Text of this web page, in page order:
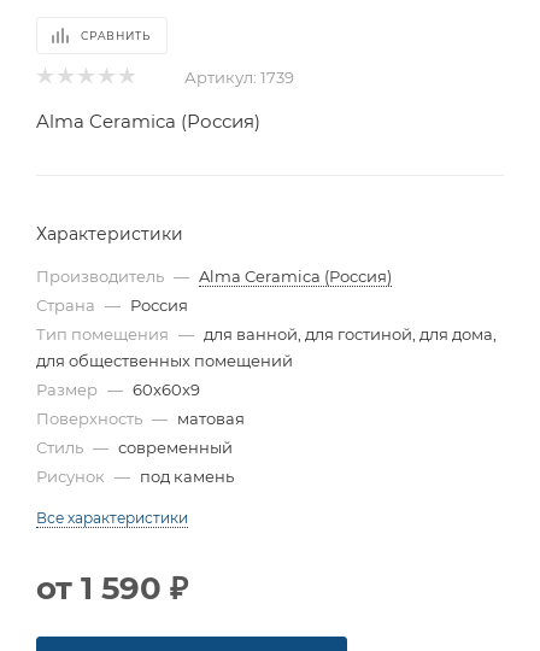
СРАВНИТЬ
Артикул: 1739
Alma Ceramica (Россия)
Характеристики
Производитель — Alma Ceramica (Россия)
Страна — Россия
Тип помещения — для ванной, для гостиной, для дома,
для общественных помещений
Размер — 60x60x9
Поверхность — матовая
Стиль — современный
Рисунок — под камень
Все характеристики
от 1 590 ₽